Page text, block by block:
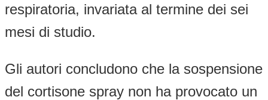
respiratoria, invariata al termine dei sei
mesi di studio.
Gli autori concludono che la sospensione
del cortisone spray non ha provocato un